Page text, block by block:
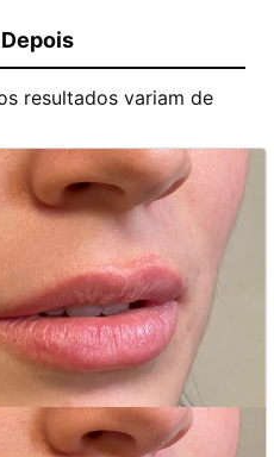
resultados variam de